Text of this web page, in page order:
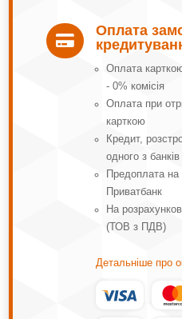

Оплата
Оплата
- 0% комісія
Оплата при
карткою
Кредит,
одного з
Предоплата
Приватбанк
На
(ТОВ з ПДВ)
Детальніше про